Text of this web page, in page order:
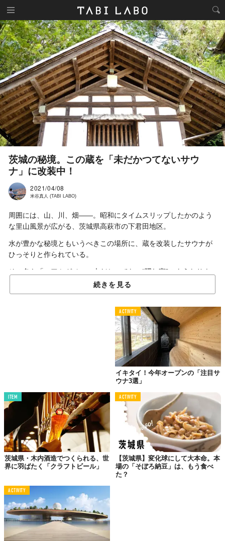
茨城の秘境。この蔵を「未だかつてないサウ
ナ」に改装中！
2021/04/08
米谷真人 (TABI LABO)
周囲には、山、川、畑——。昭和にタイムスリップしたかのよう
な里山風景が広がる、茨城県高萩市の下君田地区。
水が豊かな秘境ともいうべきこの場所に、蔵を改装したサウナが
ひっそりと作られている。
その名も「コアミガメ」。未だかつてない“隠れ家”のようなサウ
©コアミガメ
下君田地区までは、東京駅から車で約2時間半。かつては70世帯
が暮らす地域だったが、現在は47世帯と過疎化が進んでいるとい
続きを見る
ACTIVITY
イキタイ！今年オープンの「注目サ
ウナ3選」
ITEM
茨城県・木内酒造でつくられる、世
界に羽ばたく「クラフトビール」
ACTIVITY
【茨城県】変化球にして大本命。本
場の「そぼろ納豆」は、もう食べ
た？
ACTIVITY